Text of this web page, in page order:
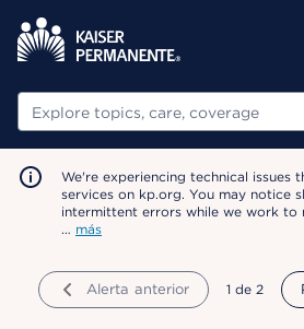
Buscar
We're experiencing technical issues
services on kp.org. You may notice
intermittent errors while we work to
… más
Alerta anterior mostrando
1 de 2